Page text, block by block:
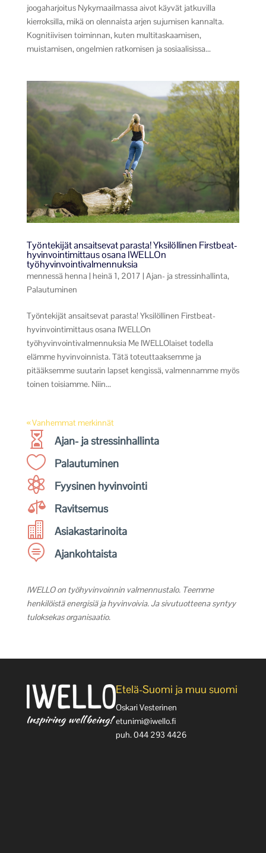
joogaharjoitus Nykymaailmassa aivot käyvät jatkuvilla
kierroksilla, mikä on olennaista arjen sujumisen kannalta.
Kognitiivisen toiminnan, kuten multitaskaamisen,
muistamisen, ongelmien ratkomisen ja sosiaalisissa...
Työntekijät ansaitsevat parasta! Yksilöllinen Firstbeat-
hyvinvointimittaus osana IWELLOn
työhyvinvointivalmennuksia
mennessä henna | heinä 1, 2017 | Ajan- ja stressinhallinta,
Palautuminen
Työntekijät ansaitsevat parasta! Yksilöllinen Firstbeat-
hyvinvointimittaus osana IWELLOn
työhyvinvointivalmennuksia Me IWELLOlaiset todella
elämme hyvinvoinnista. Tätä toteuttaaksemme ja
pitääksemme suutarin lapset kengissä, valmennamme myös
toinen toisiamme. Niin...
« Vanhemmat merkinnät
 Ajan- ja stressinhallinta
 Palautuminen
 Fyysinen hyvinvointi
 Ravitsemus
 Asiakastarinoita
 Ajankohtaista
IWELLO on työhyvinvoinnin valmennustalo. Teemme
henkilöistä energisiä ja hyvinvoivia. Ja sivutuotteena syntyy
tuloksekas organisaatio.
Etelä-Suomi ja muu suomi
Oskari Vesterinen
etunimi@iwello.fi
puh. 044 293 4426